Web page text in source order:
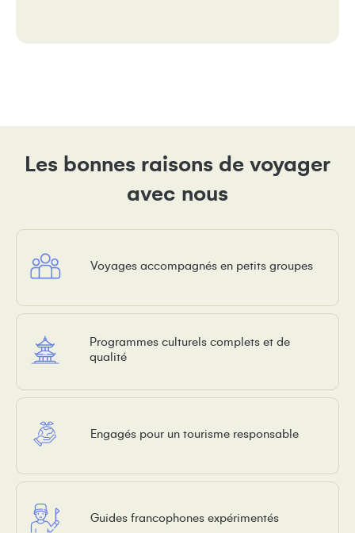
Les bonnes raisons de voyager
avec nous
Voyages accompagnés en petits groupes
Programmes culturels complets et de
qualité
Engagés pour un tourisme responsable
Guides francophones expérimentés